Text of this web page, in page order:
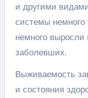
и другими
системы
немного выросли
заболевших.
Выживаемость
и состояния